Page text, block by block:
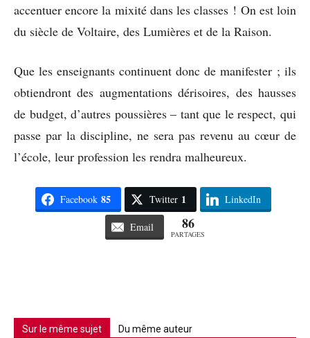
accentuer encore la mixité dans les classes ! On est loin
du siècle de Voltaire, des Lumières et de la Raison.
Que les enseignants continuent donc de manifester ; ils
obtiendront des augmentations dérisoires, des hausses
de budget, d’autres poussières – tant que le respect, qui
passe par la discipline, ne sera pas revenu au cœur de
l’école, leur profession les rendra malheureux.
Facebook 85 Twitter 1 LinkedIn
Email 86
PARTAGES
Sur le même sujet Du même auteur